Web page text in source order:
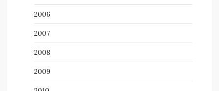
2006
2007
2008
2009